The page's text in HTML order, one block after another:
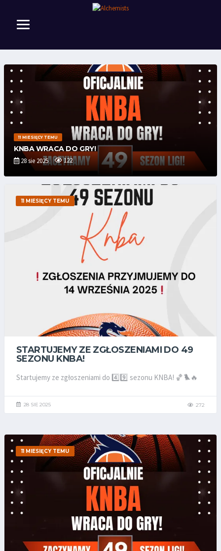
STARTUJEMY ZE ZGŁOSZENIAMI DO 49 SEZONU
KNBA!
28 sie 2025 272
11 MIESIĘCY TEMU
STARTUJEMY ZE ZGŁOSZENIAMI DO 49
SEZONU KNBA!
Startujemy ze zgłoszeniami do 4️⃣9️⃣ sezonu KNBA! 🏀🐦‍🔥
28 SIE 2025 272
11 MIESIĘCY TEMU